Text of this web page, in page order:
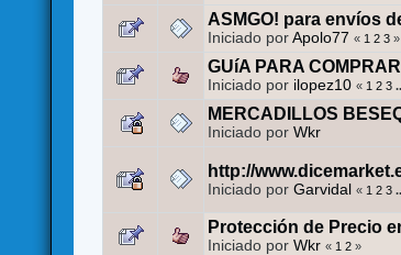
ASMGO! para envíos
Iniciado porApolo77 « 1 2 3 »
GUíA PARA
Iniciado por ilopez10 « 1 2 3
MERCADILLOS
Iniciado porWkr
http://
Iniciado porGarvidal « 1 2 3
Protección de Precio
Iniciado porWkr « 1 2 »